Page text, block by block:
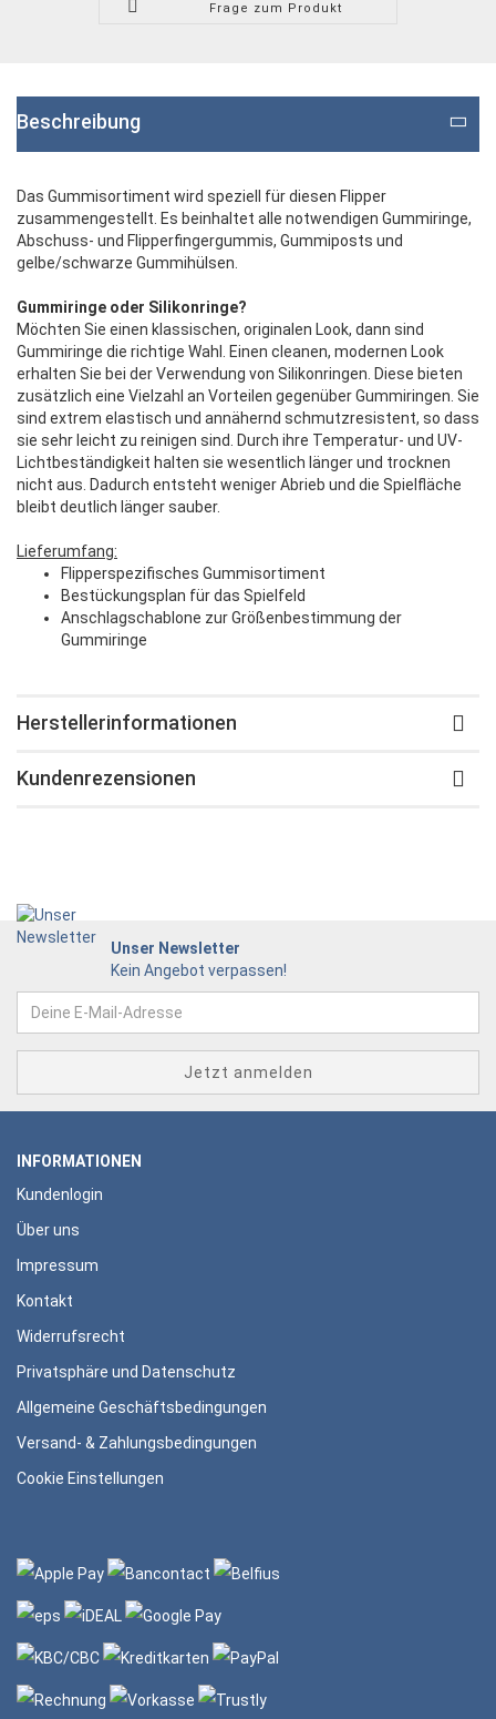
Frage zum Produkt
Beschreibung
Das Gummisortiment wird speziell für diesen Flipper
zusammengestellt. Es beinhaltet alle notwendigen Gummiringe,
Abschuss- und Flipperfingergummis, Gummiposts und
gelbe/schwarze Gummihülsen.
Gummiringe oder Silikonringe?
Möchten Sie einen klassischen, originalen Look, dann sind
Gummiringe die richtige Wahl. Einen cleanen, modernen Look
erhalten Sie bei der Verwendung von Silikonringen. Diese bieten
zusätzlich eine Vielzahl an Vorteilen gegenüber Gummiringen. Sie
sind extrem elastisch und annähernd schmutzresistent, so dass
sie sehr leicht zu reinigen sind. Durch ihre Temperatur- und UV-
Lichtbeständigkeit halten sie wesentlich länger und trocknen
nicht aus. Dadurch entsteht weniger Abrieb und die Spielfläche
bleibt deutlich länger sauber.
Lieferumfang:
Flipperspezifisches Gummisortiment
Bestückungsplan für das Spielfeld
Anschlagschablone zur Größenbestimmung der
Gummiringe
Herstellerinformationen
Kundenrezensionen
Unser Newsletter
Kein Angebot verpassen!
INFORMATIONEN
Kundenlogin
Über uns
Impressum
Kontakt
Widerrufsrecht
Privatsphäre und Datenschutz
Allgemeine Geschäftsbedingungen
Versand- & Zahlungsbedingungen
Cookie Einstellungen